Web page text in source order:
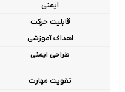
ایمنی
قابلیت حرکت
اهداف آموزشی
طراحی ایمنی
تقویت مهارت